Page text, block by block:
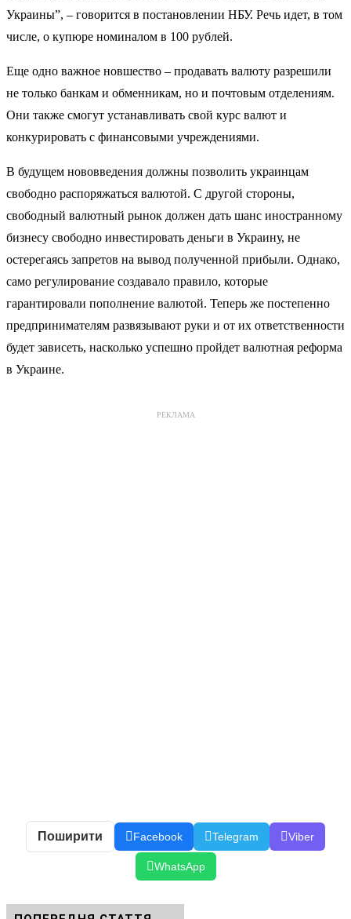
Украины”, – говорится в постановлении НБУ. Речь идет, в том
числе, о купюре номиналом в 100 рублей.
Еще одно важное новшество – продавать валюту разрешили
не только банкам и обменникам, но и почтовым отделениям.
Они также смогут устанавливать свой курс валют и
конкурировать с финансовыми учреждениями.
В будущем нововведения должны позволить украинцам
свободно распоряжаться валютой. С другой стороны,
свободный валютный рынок должен дать шанс иностранному
бизнесу свободно инвестировать деньги в Украину, не
остерегаясь запретов на вывод полученной прибыли. Однако,
само регулирование создавало правило, которые
гарантировали пополнение валютой. Теперь же постепенно
предпринимателям развязывают руки и от их ответственности
будет зависеть, насколько успешно пройдет валютная реформа
в Украине.
РЕКЛАМА
Поширити Facebook Telegram Viber
WhatsApp